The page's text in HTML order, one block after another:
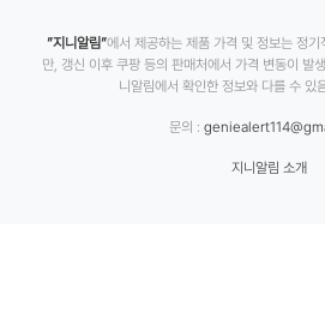
”지니알림”에서 제공하는 제품 가격 및 정보는 정기
만, 갱신 이후 쿠팡 등의 판매처에서 가격 변동이 발
니알림에서 확인한 정보와 다를 수 있
문의 :
지니알림 소개